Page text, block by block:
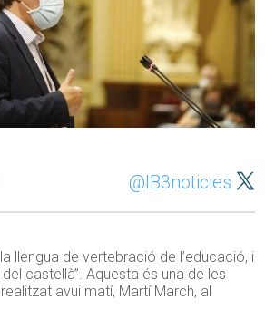
@IB3noticies
llengua de vertebració de l’educació, i
castellà”. Aquesta és una de les
avui matí, Martí March, al